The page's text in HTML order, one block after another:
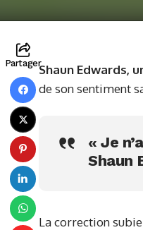
PartagerShaun Edwards,
de son sentiment
« Je
Shaun
La correction